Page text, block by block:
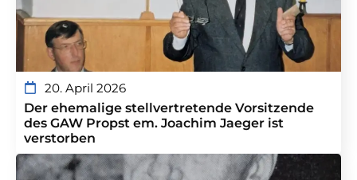
20. April 2026
Der ehemalige stellvertretende Vorsitzende
des GAW Propst em. Joachim Jaeger ist
verstorben